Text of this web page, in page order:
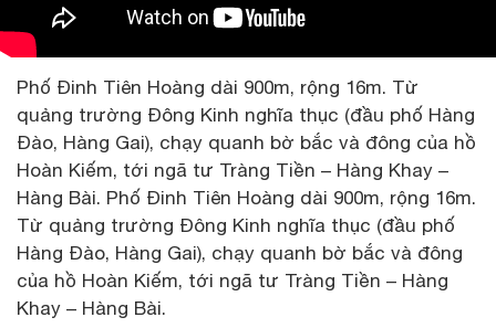
Phố Đinh Tiên Hoàng dài 900m, rộng 16m. Từ
quảng trường Đông Kinh nghĩa thục (đầu phố Hàng
Đào, Hàng Gai), chạy quanh bờ bắc và đông của hồ
Hoàn Kiếm, tới ngã tư Tràng Tiền – Hàng Khay –
Hàng Bài. Phố Đinh Tiên Hoàng dài 900m, rộng 16m.
Từ quảng trường Đông Kinh nghĩa thục (đầu phố
Hàng Đào, Hàng Gai), chạy quanh bờ bắc và đông
của hồ Hoàn Kiếm, tới ngã tư Tràng Tiền – Hàng
Khay – Hàng Bài.